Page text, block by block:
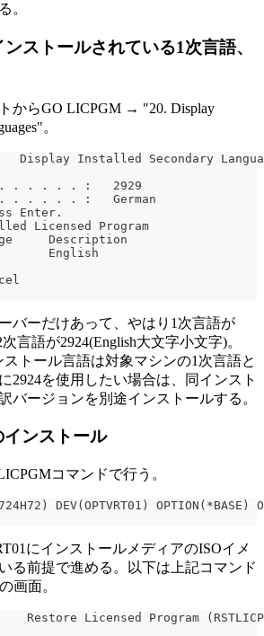
。
ストールされている1次言語、
からGO LICPGM → "20. Display
。
Display Installed Secondary
. . . . . . :   2929
. . . . . :   German
Enter.
Licensed Program
Description
English
バーだけあって、やはり1次言語が
言語が2924(English大文字小文字)。
ストール言語は対象マシンの1次言語と
2924を使用したい場合は、同インスト
バージョンを別途インストールする。
インストール
コマンドで行う。
DEV(OPTVRT01) OPTION(*BASE)
にインストールメディアのISOイメ
る前提で進める。以下は上記コマンド
画面。
Program